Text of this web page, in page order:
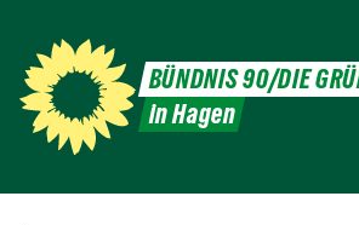
BÜNDNIS 90/DIE
in Hagen